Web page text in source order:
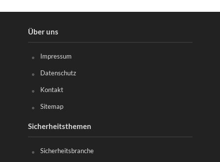
Über uns
Impressum
Datenschutz
Kontakt
Sitemap
Sicherheitsthemen
Sicherheitsbranche